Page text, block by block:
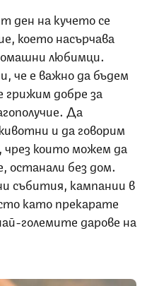
ден на кучето се
което насърчава
любимци.
че е важно да бъдем
грижим добре за
Да
и да говорим
които можем да
останали без дом.
събития, кампании в
като прекарате
големите дарове на